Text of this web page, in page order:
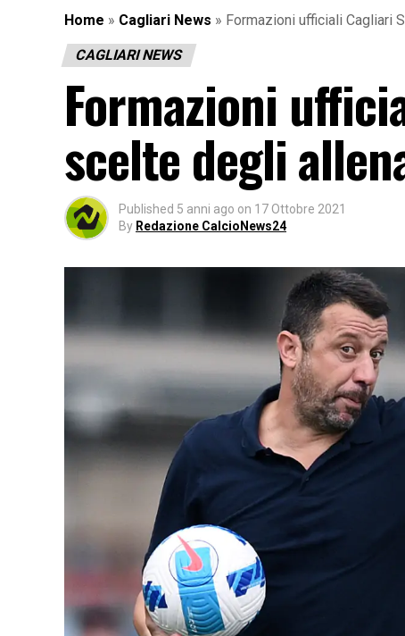
Home » Cagliari News » Formazioni ufficiali Cagliari
CAGLIARI NEWS
Formazioni
scelte degli
Published 5 anni ago on 17 Ottobre 2021
By Redazione CalcioNews24